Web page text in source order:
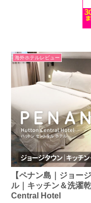
海外ホテルレビュー
【ペナン島｜ジョー
ル｜キッチン＆洗濯
Central Hotel